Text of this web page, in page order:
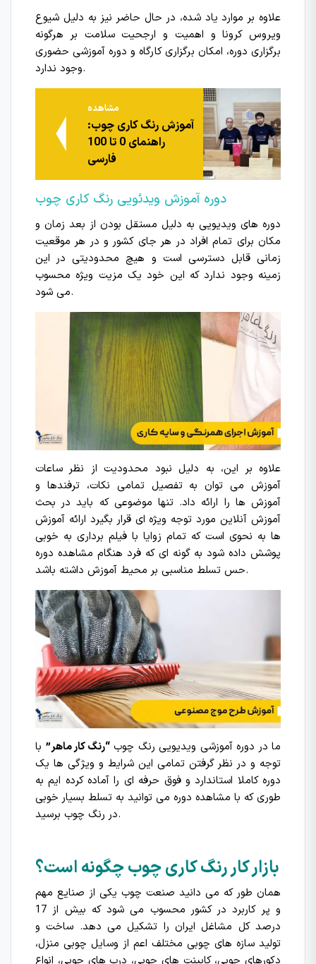
علاوه بر موارد یاد شده، در حال حاضر نیز به دلیل شیوع
ویروس کرونا و اهمیت و ارجحیت سلامت بر هرگونه
برگزاری دوره، امکان برگزاری کارگاه و دوره آموزشی حضوری
وجود ندارد.
مشاهده
آموزش رنگ کاری چوب:
راهنمای 0 تا 100
فارسی
دوره آموزش ویدئویی رنگ کاری چوب
دوره های ویدیویی به دلیل مستقل بودن از بعد زمان و
مکان برای تمام افراد در هر جای کشور و در هر موقعیت
زمانی قابل دسترسی است و هیچ محدودیتی در این
زمینه وجود ندارد که این خود یک مزیت ویژه محسوب
می شود.
علاوه بر این، به دلیل نبود محدودیت از نظر ساعات
آموزش می توان به تفصیل تمامی نکات، ترفندها و
آموزش ها را ارائه داد. تنها موضوعی که باید در بحث
آموزش آنلاین مورد توجه ویژه ای قرار بگیرد ارائه آموزش
ها به نحوی است که تمام زوایا با فیلم برداری به خوبی
پوشش داده شود به گونه ای که فرد هنگام مشاهده دوره
حس تسلط مناسبی بر محیط آموزش داشته باشد.
ما در دوره آموزشی ویدیویی رنگ چوب“رنگ کار ماهر” با
توجه و در نظر گرفتن تمامی این شرایط و ویژگی ها یک
دوره کاملا استاندارد و فوق حرفه ای را آماده کرده ایم به
طوری که با مشاهده دوره می توانید به تسلط بسیار خوبی
در رنگ چوب برسید.
بازار کار رنگ کاری چوب چگونه است؟
همان طور که می دانید صنعت چوب یکی از صنایع مهم
و پر کاربرد در کشور محسوب می شود که بیش از 17
درصد کل مشاغل ایران را تشکیل می دهد. ساخت و
تولید سازه های چوبی مختلف اعم از وسایل چوبی منزل،